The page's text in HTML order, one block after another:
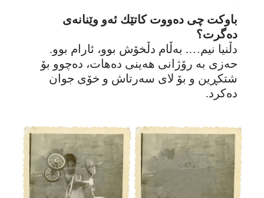
باوکت چی دەووت کاتێك ئەو وێنانەی
دەگرت؟
دڵنیا نیم…. بەڵام دڵخۆش بوو، ئارام بوو.
حەزی بە رۆژانی هەینی دەهات، دەچوو بۆ
شتکڕین و بۆ لای سەرتاش و خۆی جوان
دەکرد.